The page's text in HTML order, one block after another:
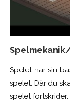
Spelet har sin
spelet. Där du
spelet